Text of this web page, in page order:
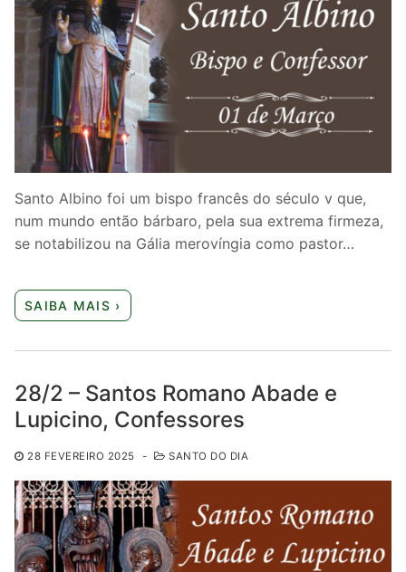
Santo Albino foi um bispo francês do século v que,
num mundo então bárbaro, pela sua extrema firmeza,
se notabilizou na Gália merovíngia como pastor…
SAIBA MAIS ›
28/2 – Santos Romano Abade e
Lupicino, Confessores
28 FEVEREIRO 2025 - SANTO DO DIA